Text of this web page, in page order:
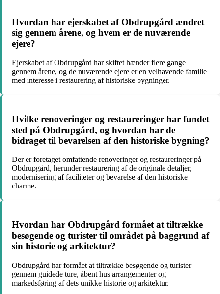
Hvordan har ejerskabet af Obdrupgård ændret
sig gennem årene, og hvem er de nuværende
ejere?
Ejerskabet af Obdrupgård har skiftet hænder flere gange
gennem årene, og de nuværende ejere er en velhavende familie
med interesse i restaurering af historiske bygninger.
Hvilke renoveringer og restaureringer har fundet
sted på Obdrupgård, og hvordan har de
bidraget til bevarelsen af den historiske bygning?
Der er foretaget omfattende renoveringer og restaureringer på
Obdrupgård, herunder restaurering af de originale detaljer,
modernisering af faciliteter og bevarelse af den historiske
charme.
Hvordan har Obdrupgård formået at tiltrække
besøgende og turister til området på baggrund af
sin historie og arkitektur?
Obdrupgård har formået at tiltrække besøgende og turister
gennem guidede ture, åbent hus arrangementer og
markedsføring af dets unikke historie og arkitektur.